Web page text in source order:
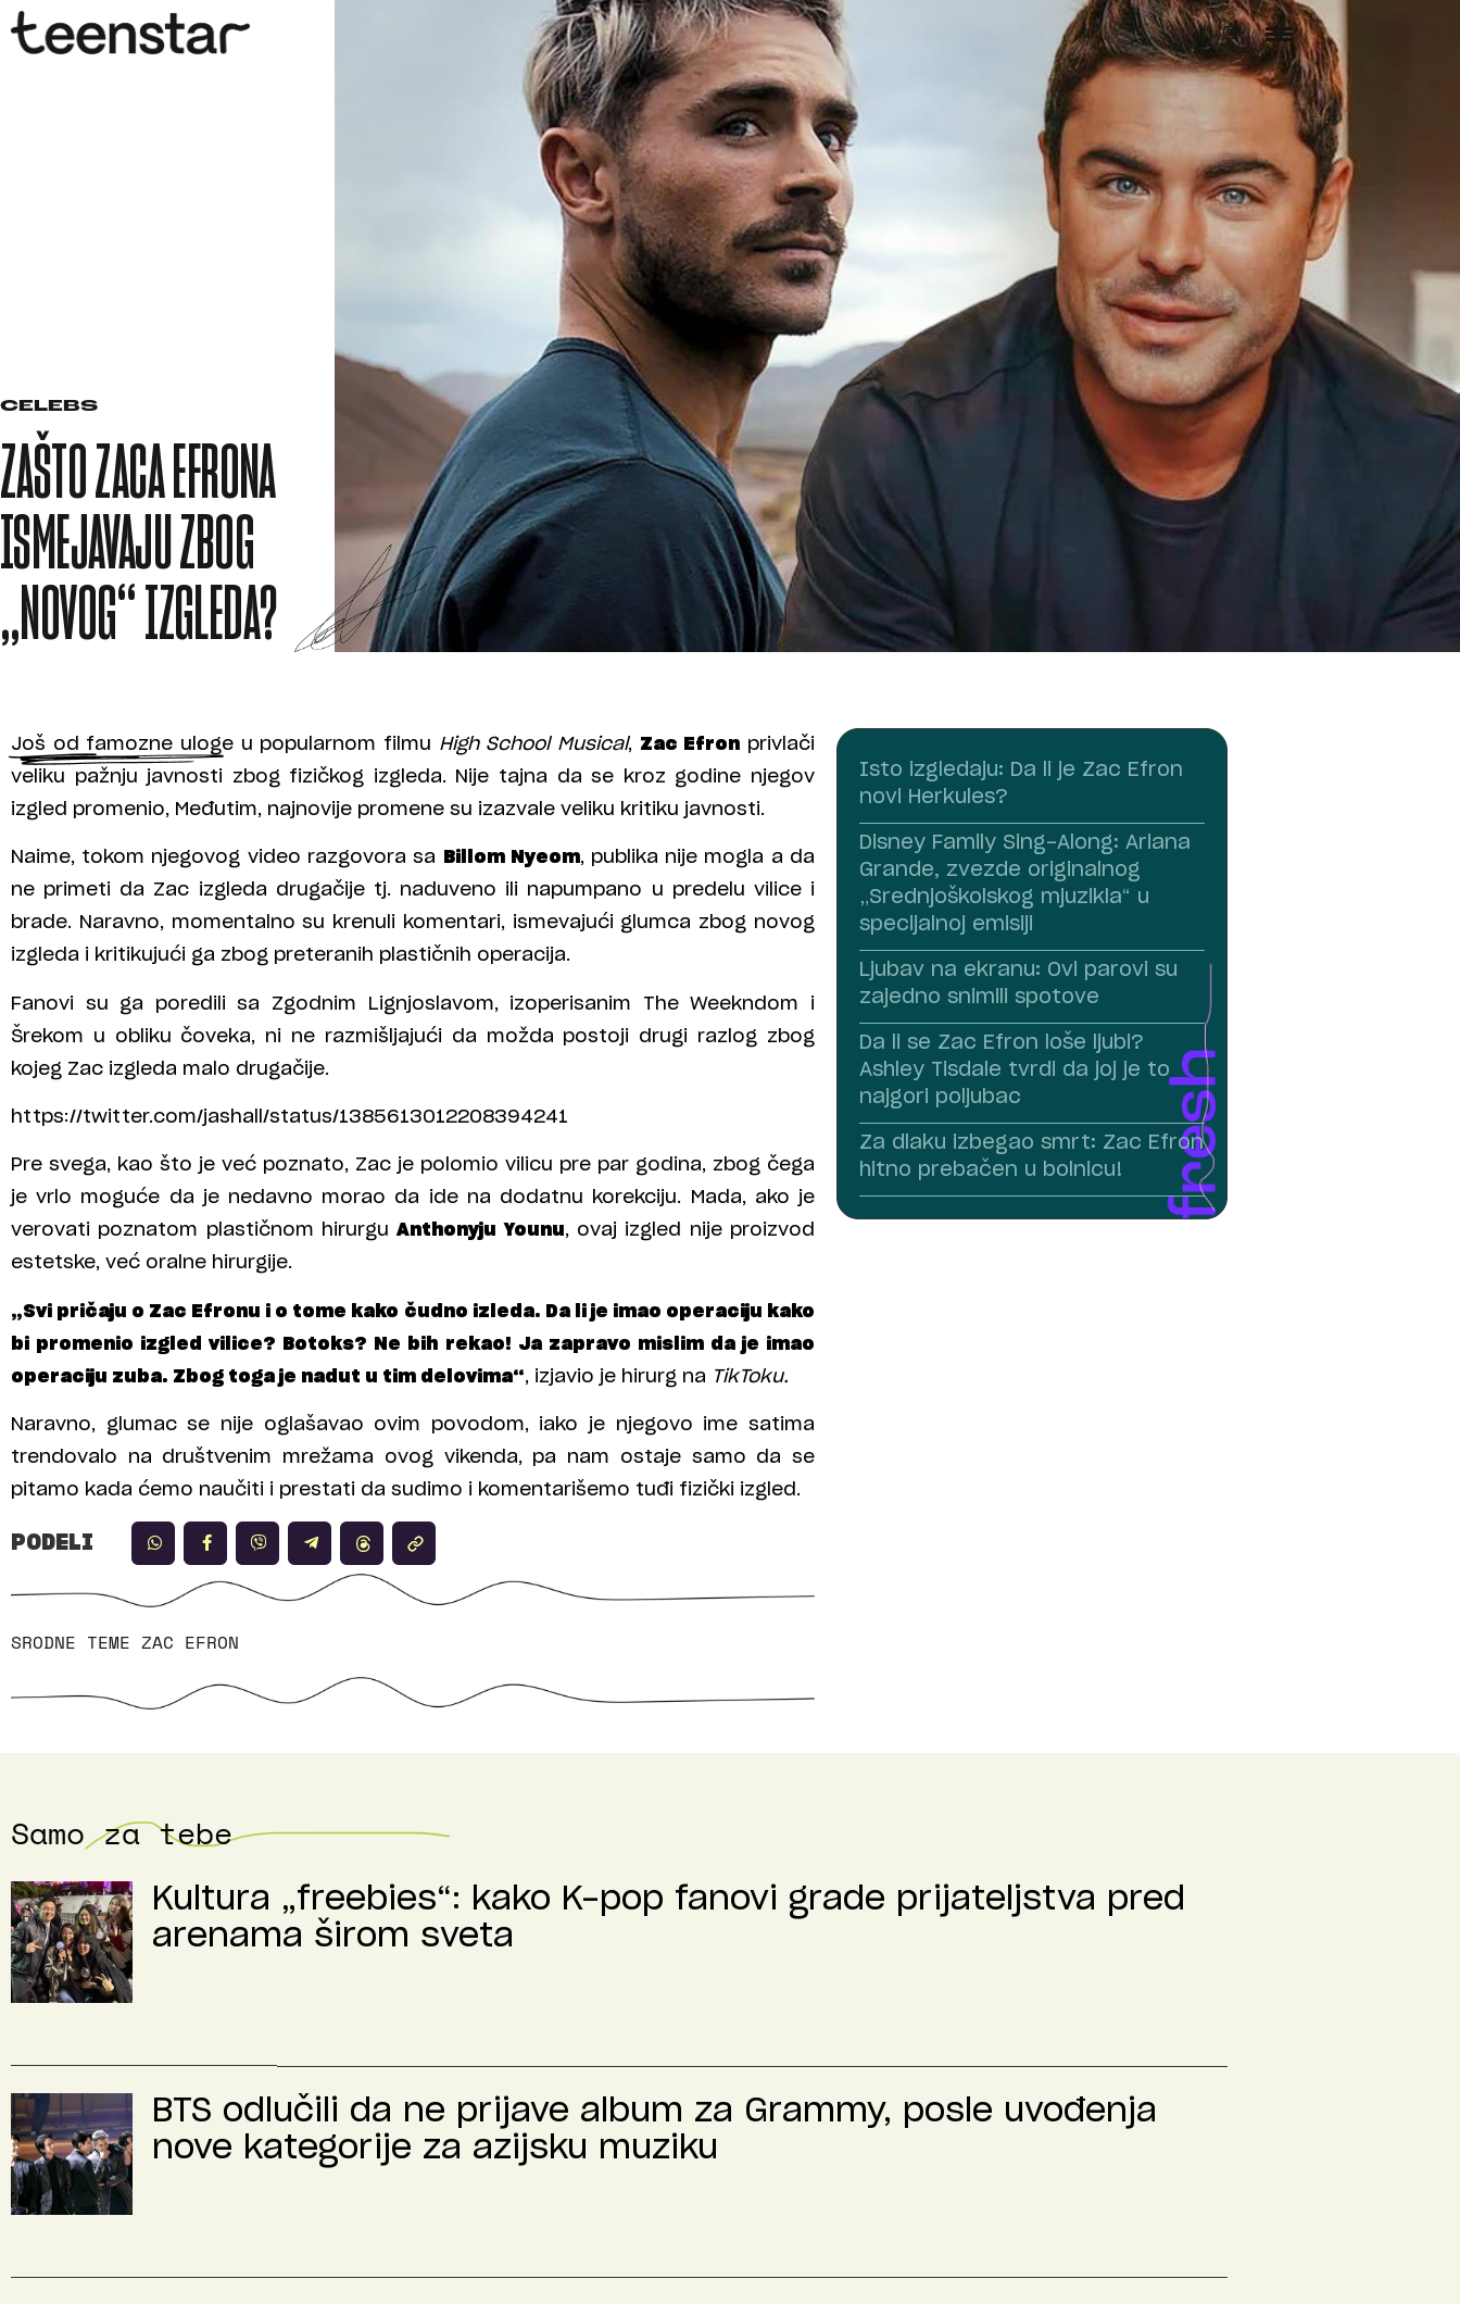
CELEBS
ZAŠTO ZACA EFRONA
ISMEJAVAJU ZBOG
„NOVOG“ IZGLEDA?
Još od famozne uloge u popularnom filmu High School Musical, Zac Efron privlači
veliku pažnju javnosti zbog fizičkog izgleda. Nije tajna da se kroz godine njegov
izgled promenio, Međutim, najnovije promene su izazvale veliku kritiku javnosti.
Naime, tokom njegovog video razgovora sa Billom Nyeom, publika nije mogla a da
ne primeti da Zac izgleda drugačije tj. naduveno ili napumpano u predelu vilice i
brade. Naravno, momentalno su krenuli komentari, ismevajući glumca zbog novog
izgleda i kritikujući ga zbog preteranih plastičnih operacija.
Fanovi su ga poredili sa Zgodnim Lignjoslavom, izoperisanim The Weekndom i
Šrekom u obliku čoveka, ni ne razmišljajući da možda postoji drugi razlog zbog
kojeg Zac izgleda malo drugačije.
https://twitter.com/jashall/status/1385613012208394241
Pre svega, kao što je već poznato, Zac je polomio vilicu pre par godina, zbog čega
je vrlo moguće da je nedavno morao da ide na dodatnu korekciju. Mada, ako je
verovati poznatom plastičnom hirurguAnthonyju Younu, ovaj izgled nije proizvod
estetske, već oralne hirurgije.
„Svi pričaju o Zac Efronu i o tome kako čudno izleda. Da li je imao operaciju kako
bi promenio izgled vilice? Botoks? Ne bih rekao! Ja zapravo mislim da je imao
operaciju zuba. Zbog toga je nadut u tim delovima“, izjavio je hirurg na TikToku.
Naravno, glumac se nije oglašavao ovim povodom, iako je njegovo ime satima
trendovalo na društvenim mrežama ovog vikenda, pa nam ostaje samo da se
pitamo kada ćemo naučiti i prestati da sudimo i komentarišemo tuđi fizički izgled.
PODELI
SRODNE TEME ZAC EFRON
Isto izgledaju: Da li je Zac Efron
novi Herkules?
Disney Family Sing-Along: Ariana
Grande, zvezde originalnog
„Srednjoškolskog mjuzikla“ u
specijalnoj emisiji
Ljubav na ekranu: Ovi parovi su
zajedno snimili spotove
Da li se Zac Efron loše ljubi?
Ashley Tisdale tvrdi da joj je to
najgori poljubac
Za dlaku izbegao smrt: Zac Efron
hitno prebačen u bolnicu!
Samo za tebe
Kultura „freebies“: kako K-pop fanovi grade prijateljstva pred
arenama širom sveta
BTS odlučili da ne prijave album za Grammy, posle uvođenja
nove kategorije za azijsku muziku